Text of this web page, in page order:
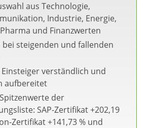
aus Technologie,
Industrie, Energie,
und Finanzwerten
bei steigenden und fallenden
verständlich und
aufbereitet
der
SAP-Zertifikat +202,19
Zertifikat +141,73 % und